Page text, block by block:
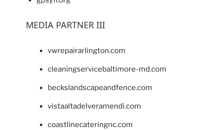
MEDIA PARTNER III
vwrepairarlington.com
cleaningservicebaltimore-md.com
beckslandscapeandfence.com
vistaaltadelveramendi.com
coastlinecateringnc.com